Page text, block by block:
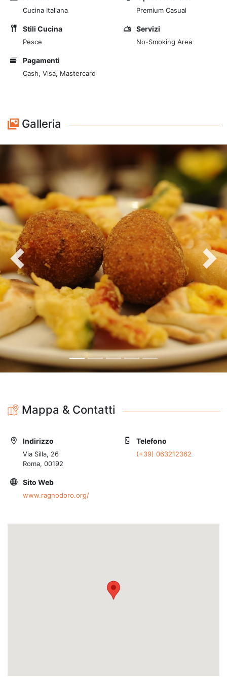
chiave moderna. Parola d’ordine è qualità e
freschezza: le nostre materie prime sono tutte genuine
e di provenienza italiana. I dessert sono artigianali,
preparati in casa dal nostro chef. La nostra carta dei
provenienti da diverse regioni italiane.
Cucina Italiana Premium Casual
Stili Cucina
Pesce
Servizi
No-Smoking Area
Pagamenti
Cash, Visa, Mastercard
Galleria
Precedente
Mappa & Contatti
Indirizzo
Via Silla, 26
Roma, 00192
Telefono
(+39) 063212362
Sito Web
www.ragnodoro.org/